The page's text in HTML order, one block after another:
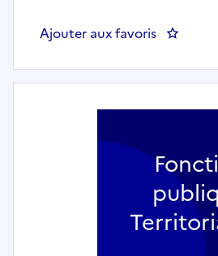
Ajouter aux favoris :